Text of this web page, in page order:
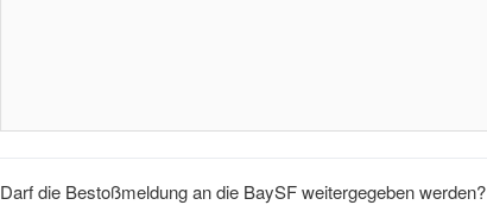
Darf die Bestoßmeldung an die BaySF weitergegeben werden?